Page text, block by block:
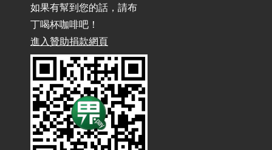
Powered by OpenAI
雜談：生活小技巧之用魔鬼氈避免機車鑰匙脫落吧
/ Talk: Use Velcro to Prevent Your Motorcycle Key From Falling
AdGuard Home不只是拿來擋廣告/ AdGuard
Home Is More Than Just an Ad Blocker
如果有幫到您的話，請布
丁喝杯咖啡吧！
進入贊助捐款網頁